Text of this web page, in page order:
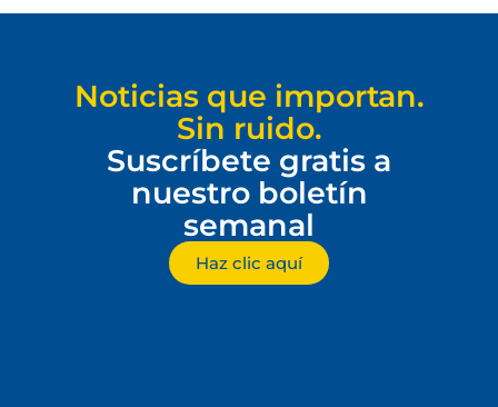
Noticias que importan.
Sin ruido.
Suscríbete gratis a
nuestro boletín
semanal
Haz clic aquí